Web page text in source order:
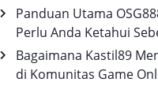
Panduan Utama
Perlu Anda Ketahui
Bagaimana Kastil89
di Komunitas Game